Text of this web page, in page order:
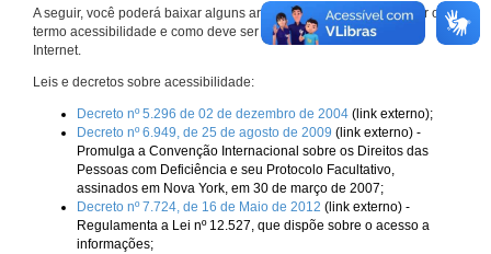
A seguir, você poderá baixar alguns arquivos que explicam melhor o
termo acessibilidade e como deve ser implementado nos sites da
Internet.
Leis e decretos sobre acessibilidade:
Decreto nº 5.296 de 02 de dezembro de 2004 (link externo);
Decreto nº 6.949, de 25 de agosto de 2009 (link externo) -
Promulga a Convenção Internacional sobre os Direitos das
Pessoas com Deficiência e seu Protocolo Facultativo,
assinados em Nova York, em 30 de março de 2007;
Decreto nº 7.724, de 16 de Maio de 2012 (link externo) -
Regulamenta a Lei nº 12.527, que dispõe sobre o acesso a
informações;